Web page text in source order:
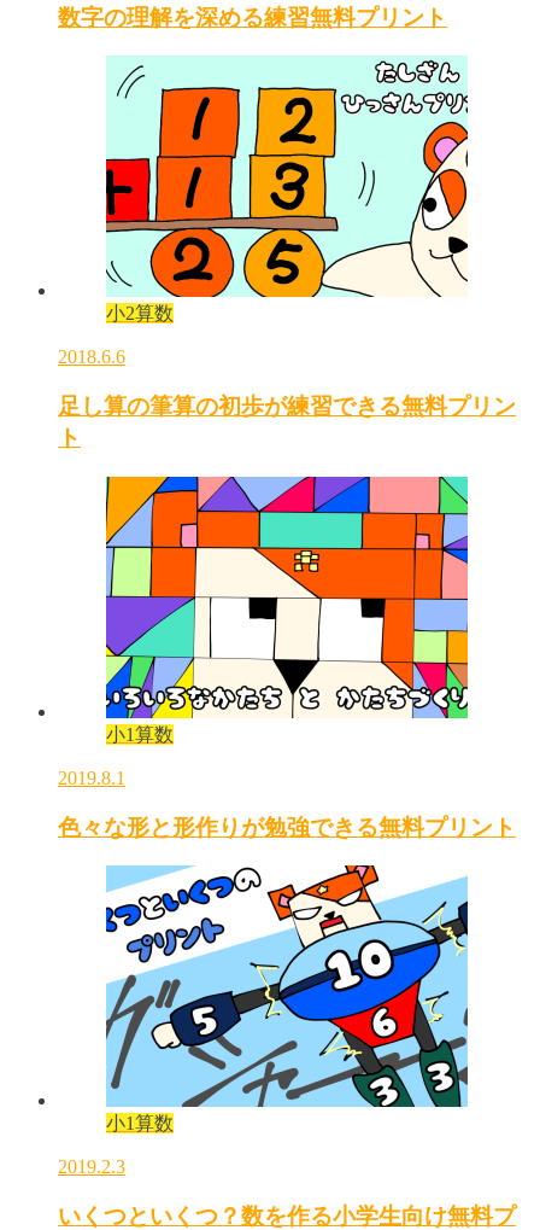
数字の理解を深める練習無料プリント
小2算数
2018.6.6
足し算の筆算の初歩が練習できる無料プリン
ト
小1算数
2019.8.1
色々な形と形作りが勉強できる無料プリント
小1算数
2019.2.3
いくつといくつ？数を作る小学生向け無料プ